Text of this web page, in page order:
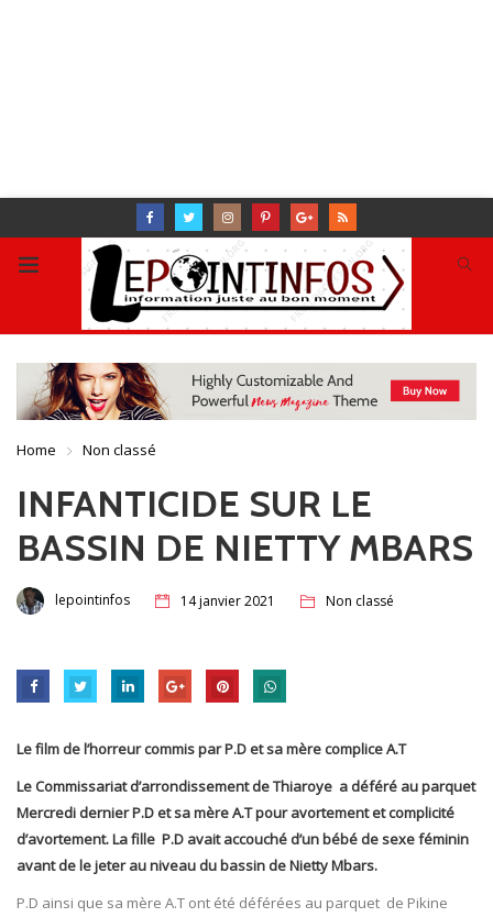
Home Non classé
INFANTICIDE SUR LE
BASSIN DE NIETTY MBARS
lepointinfos 14 janvier 2021 Non classé
Le film de l’horreur commis par P.D et sa mère complice A.T
Le Commissariat d’arrondissement de Thiaroye a déféré au parquet
Mercredi dernier P.D et sa mère A.T pour avortement et complicité
d’avortement. La fille P.D avait accouché d’un bébé de sexe féminin
avant de le jeter au niveau du bassin de Nietty Mbars.
P.D ainsi que sa mère A.T ont été déférées au parquet de Pikine